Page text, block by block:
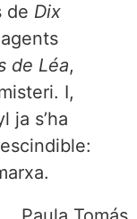
de Dix
de Léa,
I,
ja s’ha